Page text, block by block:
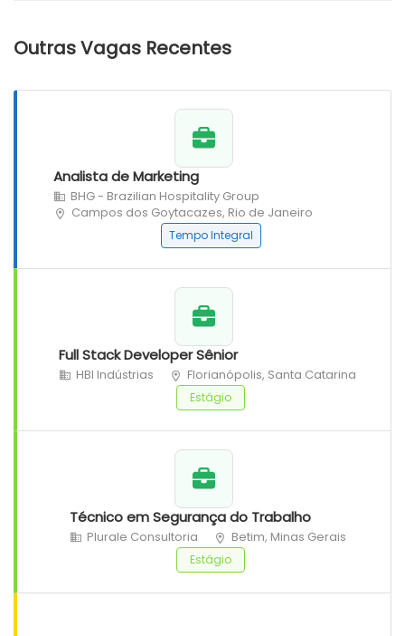
Outras Vagas Recentes
Analista de Marketing
BHG - Brazilian Hospitality Group
Campos dos Goytacazes, Rio de Janeiro
Tempo Integral
Full Stack Developer Sênior
HBI Indústrias Florianópolis, Santa Catarina
Estágio
Técnico em Segurança do Trabalho
Plurale Consultoria Betim, Minas Gerais
Estágio